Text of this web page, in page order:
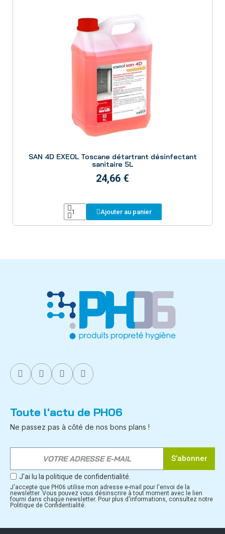
SAN 4D EXEOL Toscane détartrant désinfectant
sanitaire 5L
24,66 €
Ajouter au panier
Toute l'actu de PH06
Ne passez pas à côté de nos bons plans !
S’abonner
J'ai lu la politique de confidentialité.
J'accepte que PH06 utilise mon adresse e-mail pour l'envoi de la
newsletter. Vous pouvez vous désinscrire à tout moment avec le lien
fourni dans chaque newsletter. Pour plus d'informations, consultez notre
Politique de Confidentialité.